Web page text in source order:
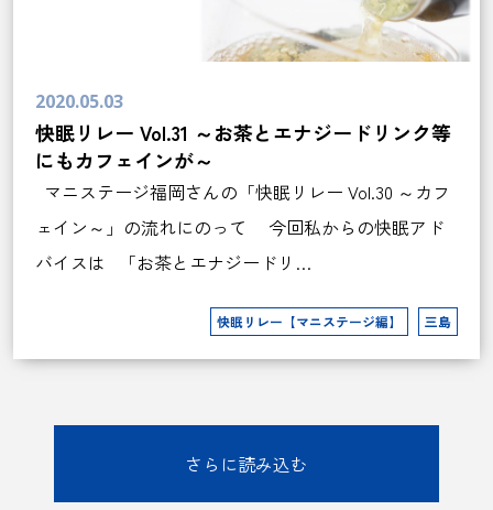
2020.05.03
快眠リレー Vol.31 ～お茶とエナジードリンク等
にもカフェインが～
マニステージ福岡さんの「快眠リレー Vol.30 ～カフ
ェイン～」の流れにのって 今回私からの快眠アド
バイスは 「お茶とエナジードリ…
快眠リレー【マニステージ編】 三島
さらに読み込む